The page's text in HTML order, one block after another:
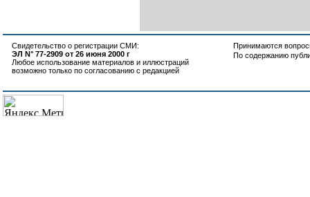
Свидетельство о регистрации СМИ:
ЭЛ N° 77-2909 от 26 июня 2000 г
Любое использование материалов и иллюстраций
возможно только по согласованию с редакцией
Принимаются
По содержанию